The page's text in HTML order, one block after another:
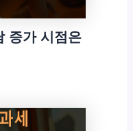
증가 시점은